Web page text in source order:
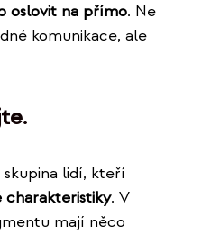
oslovit na přímo. Ne
komunikace, ale
lidí, kteří
. V
mají něco